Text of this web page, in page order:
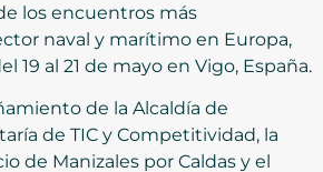
los encuentros más
naval y marítimo en Europa,
19 al 21 de mayo en Vigo, España.
de la Alcaldía de
de TIC y Competitividad, la
de Manizales por Caldas y el